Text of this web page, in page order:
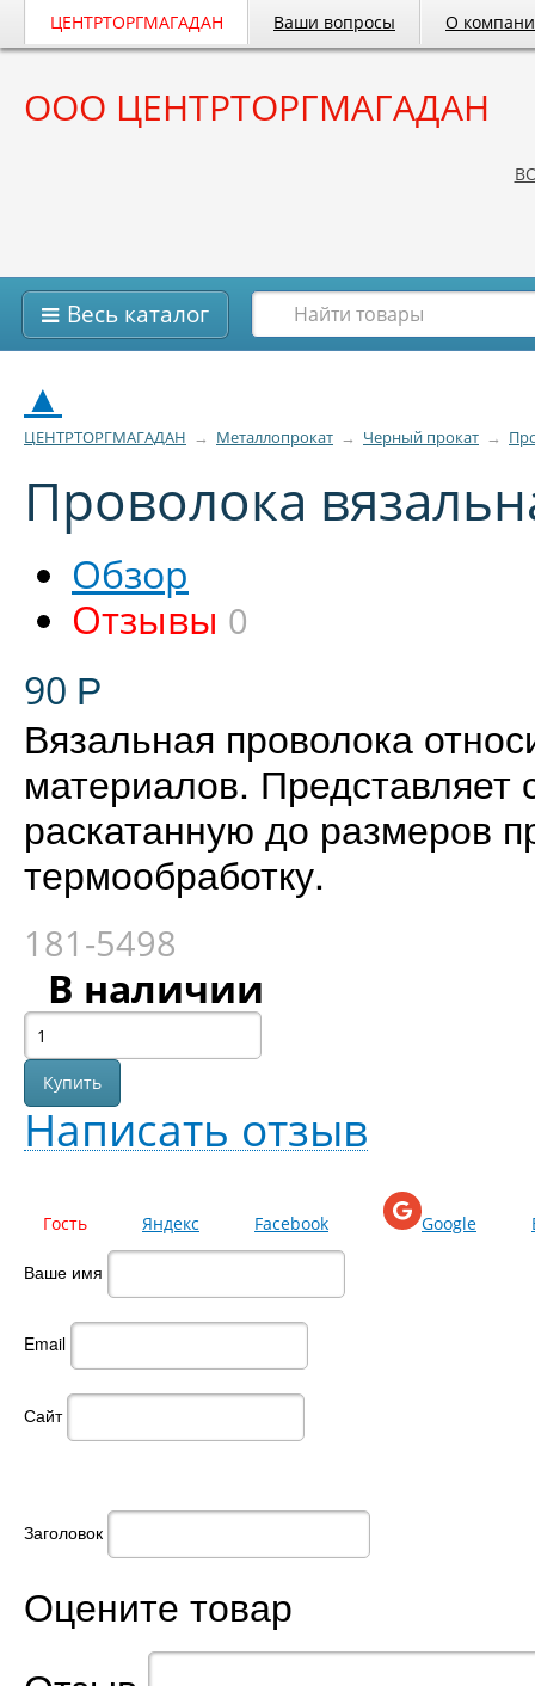
ЦЕНТРТОРГМАГАДАН Ваши вопросы О
ООО ЦЕНТРТОРГМАГАДАН
Весь каталог
▲
ЦЕНТРТОРГМАГАДАН → Металлопрокат → Черный прокат →
Проволока
Обзор
Отзывы 0
90 Р
Вязальная проволока
материалов. Представляет
раскатанную до размеров
термообработку.
181-5498
В наличии
Написать отзыв
Гость Яндекс Facebook Google
Ваше имя
Email
Сайт
Заголовок
Оцените товар